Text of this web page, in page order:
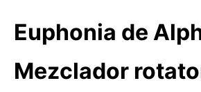
Euphonia de
Mezclador